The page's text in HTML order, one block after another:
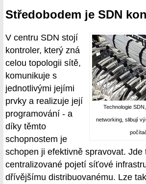
Středobodem je SDN
Technologie
networking, slibují
V centru SDN stojí
kontroler, který zná
celou topologii sítě,
komunikuje s
jednotlivými jejími
prvky a realizuje její
programování - a
díky těmto
schopnostem je
schopen ji efektivně spravovat. Jde
centralizované pojetí síťové
dřívějšímu distribuovanému. Lze